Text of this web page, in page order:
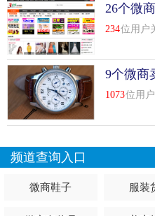
干洗，适合每个家庭，是今
领精英的青睐。卖多功能干
还能积累更多的财富。毛利率
很长。如果洗衣粉和肥皂是
定会让很多家庭爱不释手！
锐的市场眼光，或者你是一
果你选择从事这款干洗产品
第二，摊位上卖时髦的女装
26个微
234位用户
9个微商
1073位用
频道查询入口
微商鞋子 服装